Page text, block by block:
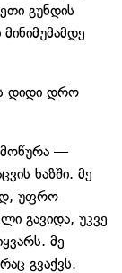
გუნდის
დიდი დრო
—
ხაზში. მე
უფრო
გავიდა, უკვე
მე
გვაქვს.